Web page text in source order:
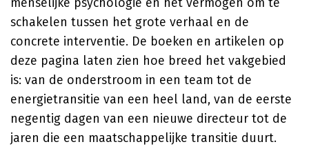
schakelen tussen het grote verhaal en de
concrete interventie. De boeken en artikelen op
deze pagina laten zien hoe breed het vakgebied
is: van de onderstroom in een team tot de
energietransitie van een heel land, van de eerste
negentig dagen van een nieuwe directeur tot de
jaren die een maatschappelijke transitie duurt.